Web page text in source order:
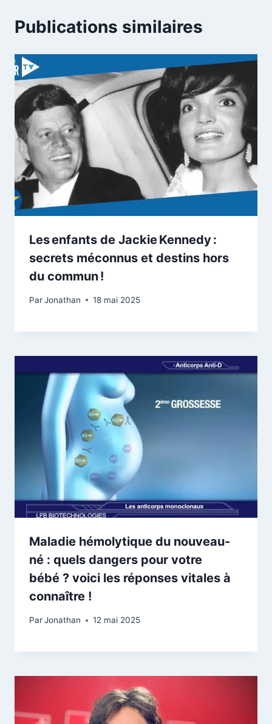
Publications similaires
Les enfants de Jackie Kennedy :
secrets méconnus et destins hors
du commun !
ParJonathan 18 mai 2025
Maladie hémolytique du nouveau-
né : quels dangers pour votre
bébé ? voici les réponses vitales à
connaître !
ParJonathan 12 mai 2025